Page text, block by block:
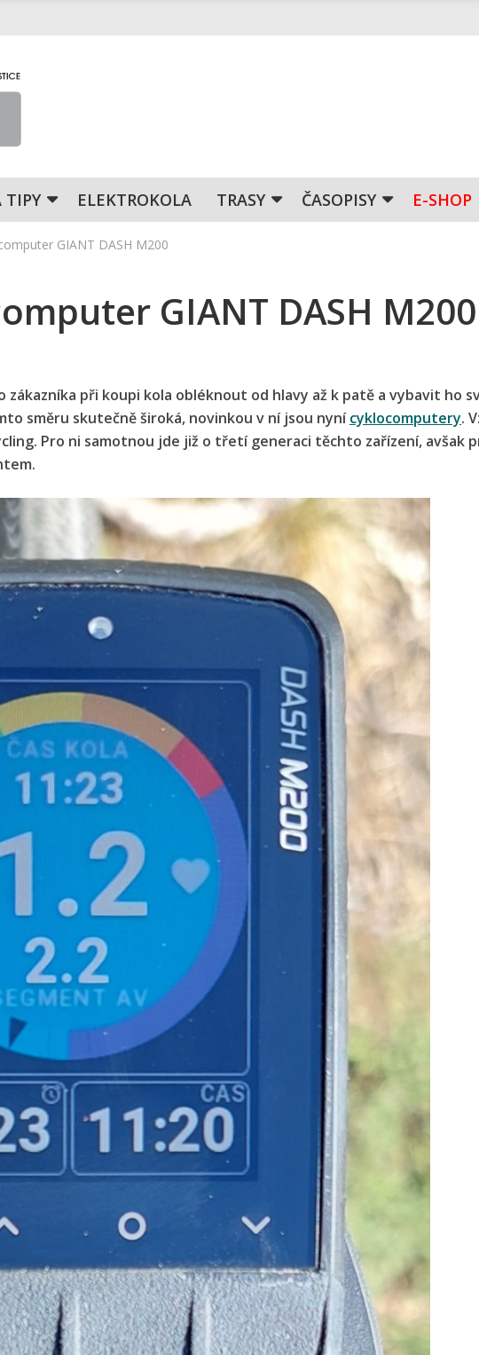
TIPY ELEKTROKOLA TRASY ČASOPISY E-SHOP
GIANT DASH M200
GIANT DASH M200
zákazníka při koupi kola obléknout od hlavy až k patě a vybavit ho
směru skutečně široká, novinkou v ní jsou nynícyklocomputery.
Pro ni samotnou jde již o třetí generaci těchto zařízení, avšak